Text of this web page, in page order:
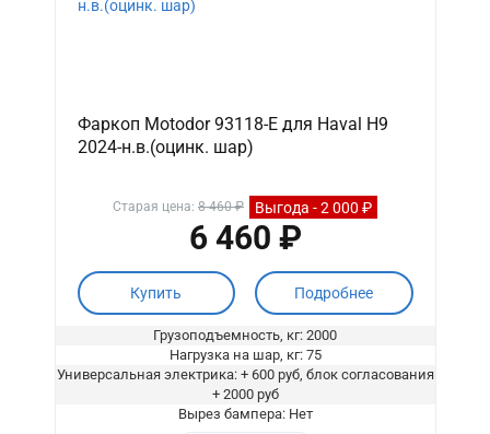
Фаркоп Motodor 93118-E для Haval H9
2024-н.в.(оцинк. шар)
Старая цена: 8 460 ₽ Выгода - 2 000 ₽
6 460 ₽
Купить Подробнее
Грузоподъемность, кг: 2000
Нагрузка на шар, кг: 75
Универсальная электрика: + 600 руб, блок согласования
+ 2000 руб
Вырез бампера: Нет